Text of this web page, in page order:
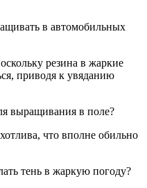
в автомобильных
резина в жаркие
приводя к увяданию
выращивания в поле?
что вполне обильно
тень в жаркую погоду?